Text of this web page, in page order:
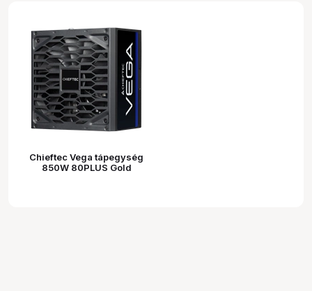
Chieftec Vega tápegység
850W 80PLUS Gold